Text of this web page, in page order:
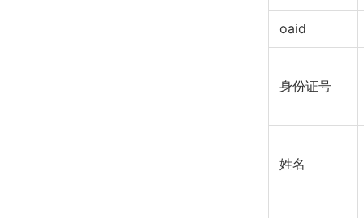
oaid
身份证号
姓名